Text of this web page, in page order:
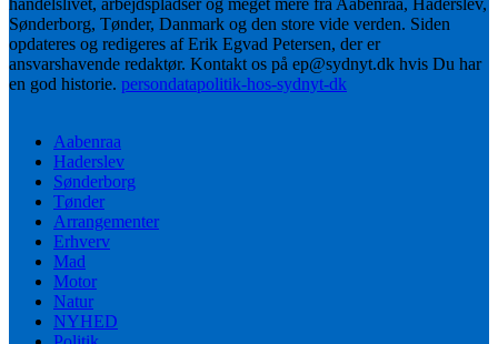
Sønderborg, Tønder, Danmark og den store vide verden. Siden
opdateres og redigeres af Erik Egvad Petersen, der er
ansvarshavende redaktør. Kontakt os på ep@sydnyt.dk hvis Du har
en god historie. persondatapolitik-hos-sydnyt-dk
Aabenraa
Haderslev
Sønderborg
Tønder
Arrangementer
Erhverv
Mad
Motor
Natur
NYHED